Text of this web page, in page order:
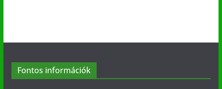
Fontos információk